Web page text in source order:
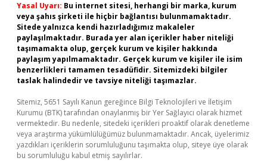
Yasal Uyarı: Bu internet sitesi, herhangi bir marka, kurum
veya şahıs şirketi ile hiçbir bağlantısı bulunmamaktadır.
Sitede yalnızca kendi hazırladığımız makaleler
paylaşılmaktadır. Burada yer alan içerikler haber niteliği
taşımamakta olup, gerçek kurum ve kişiler hakkında
paylaşım yapılmamaktadır. Gerçek kurum ve kişiler ile isim
benzerlikleri tamamen tesadüfidir. Sitemizdeki bilgiler
taslak halindedir ve tavsiye niteliği taşımazlar.
Sitemiz, 5651 Sayılı Kanun gereğince Bilgi Teknolojileri ve İletişim
Kurumu (BTK) tarafından onaylanmış bir Yer Sağlayıcı olarak hizmet
vermektedir. Bu nedenle, sitedeki içerikleri proaktif olarak denetleme
veya araştırma yükümlülüğümüz bulunmamaktadır. Ancak, üyelerimiz
yazdıkları içeriklerin sorumluluğunu taşımakta olup, siteye üye olarak
bu sorumluluğu kabul etmiş sayılırlar.